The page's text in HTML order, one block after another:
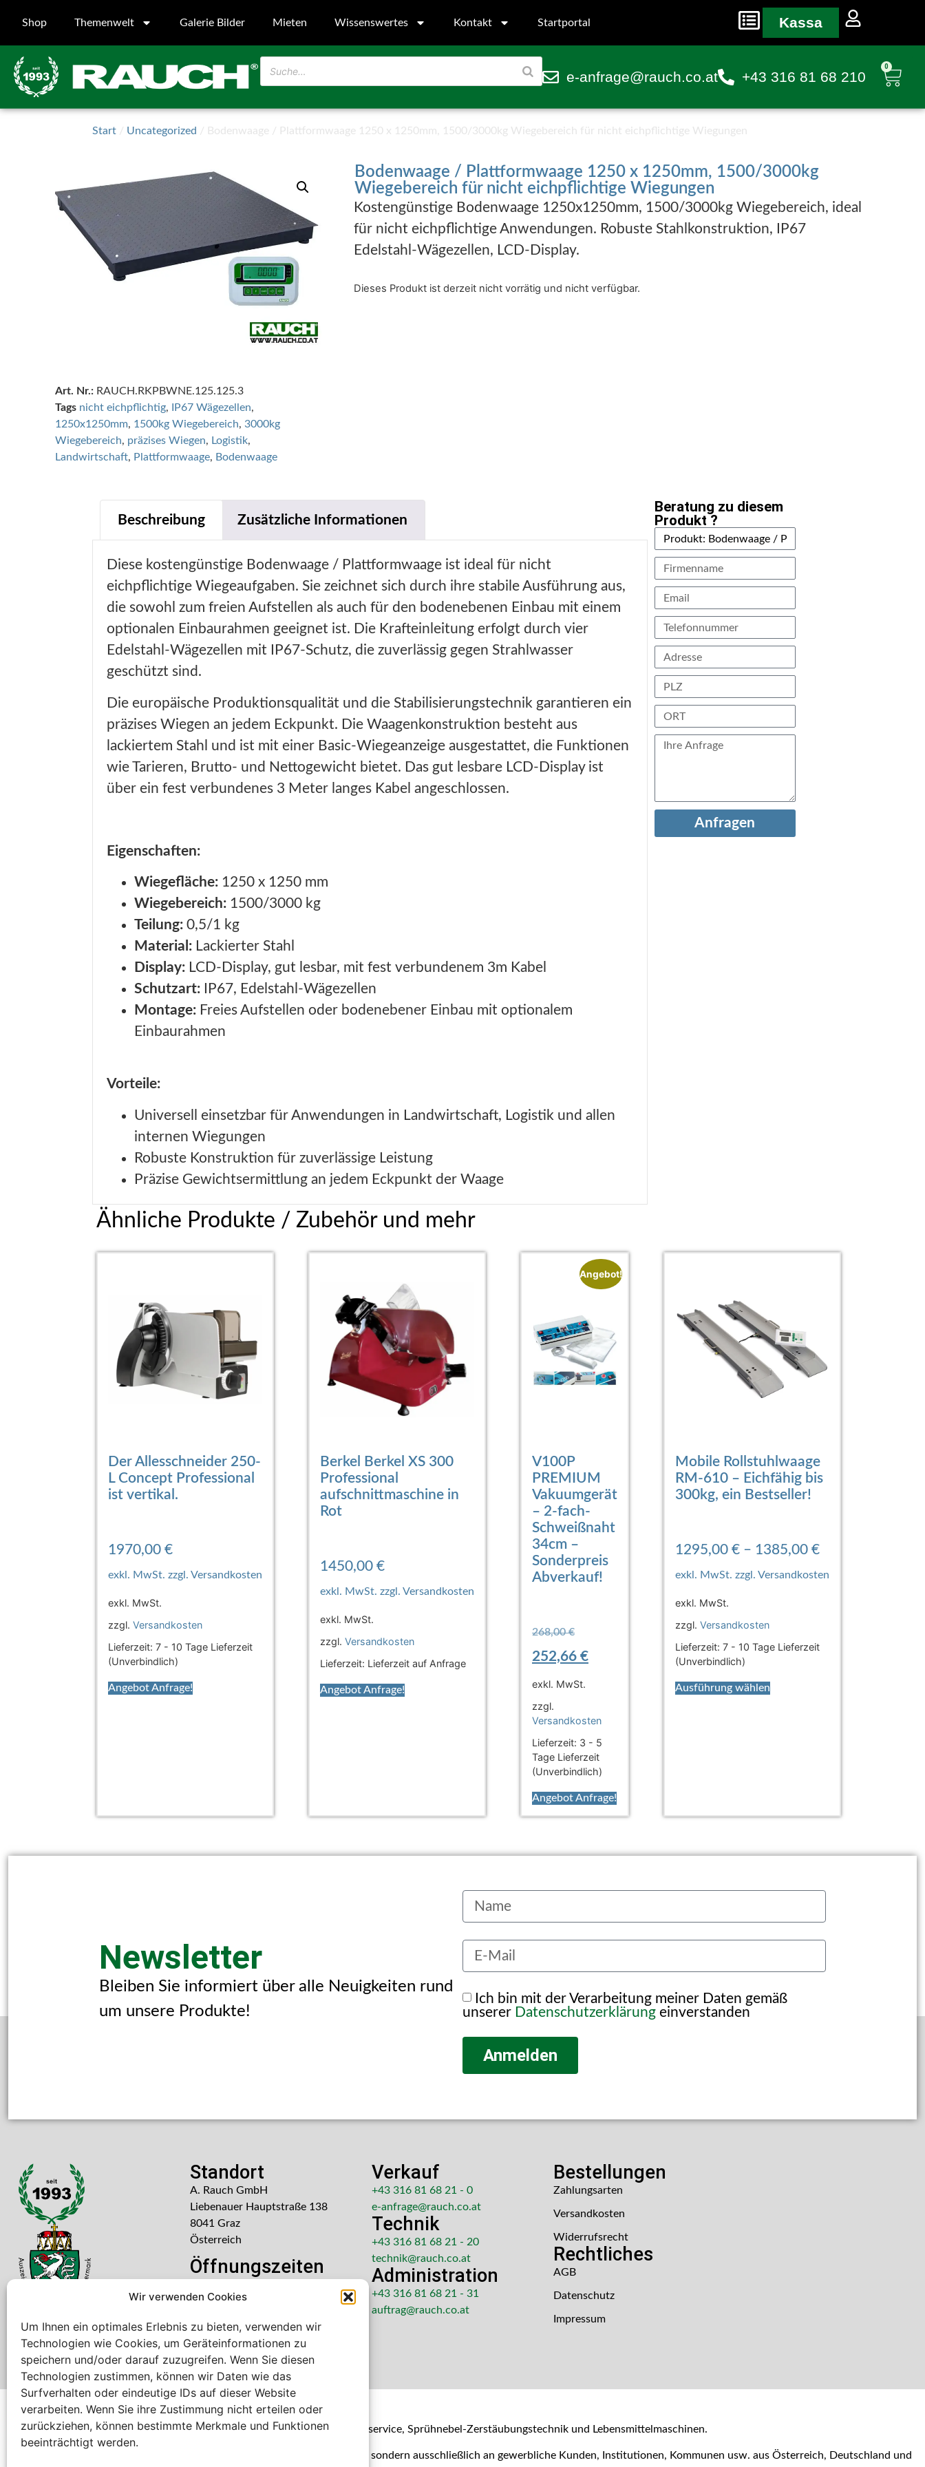
Wir verwenden Cookies
Um Ihnen ein optimales Erlebnis zu bieten, verwenden wir
Technologien wie Cookies, um Geräteinformationen zu
speichern und/oder darauf zuzugreifen. Wenn Sie diesen
Technologien zustimmen, können wir Daten wie das
Surfverhalten oder eindeutige IDs auf dieser Website
verarbeiten. Wenn Sie ihre Zustimmung nicht erteilen oder
zurückziehen, können bestimmte Merkmale und Funktionen
beeinträchtigt werden.
Shop Themenwelt Galerie Bilder Mieten Wissenswertes Kontakt Startportal Kassa
e-anfrage@rauch.co.at +43 316 81 68 210
0
Start / Uncategorized / Bodenwaage / Plattformwaage 1250 x 1250mm, 1500/3000kg Wiegebereich für nicht eichpflichtige Wiegungen
Art. Nr.: RAUCH.RKPBWNE.125.125.3
Tags nicht eichpflichtig, IP67 Wägezellen,
1250x1250mm, 1500kg Wiegebereich, 3000kg
Wiegebereich, präzises Wiegen, Logistik,
Landwirtschaft, Plattformwaage, Bodenwaage
Bodenwaage / Plattformwaage 1250 x 1250mm, 1500/3000kg
Wiegebereich für nicht eichpflichtige Wiegungen
Kostengünstige Bodenwaage 1250x1250mm, 1500/3000kg Wiegebereich, ideal
für nicht eichpflichtige Anwendungen. Robuste Stahlkonstruktion, IP67
Edelstahl-Wägezellen, LCD-Display.
Dieses Produkt ist derzeit nicht vorrätig und nicht verfügbar.
Beschreibung Zusätzliche Informationen
Diese kostengünstige Bodenwaage / Plattformwaage ist ideal für nicht
eichpflichtige Wiegeaufgaben. Sie zeichnet sich durch ihre stabile Ausführung aus,
die sowohl zum freien Aufstellen als auch für den bodenebenen Einbau mit einem
optionalen Einbaurahmen geeignet ist. Die Krafteinleitung erfolgt durch vier
Edelstahl-Wägezellen mit IP67-Schutz, die zuverlässig gegen Strahlwasser
geschützt sind.
Die europäische Produktionsqualität und die Stabilisierungstechnik garantieren ein
präzises Wiegen an jedem Eckpunkt. Die Waagenkonstruktion besteht aus
lackiertem Stahl und ist mit einer Basic-Wiegeanzeige ausgestattet, die Funktionen
wie Tarieren, Brutto- und Nettogewicht bietet. Das gut lesbare LCD-Display ist
über ein fest verbundenes 3 Meter langes Kabel angeschlossen.
Eigenschaften:
Wiegefläche: 1250 x 1250 mm
Wiegebereich: 1500/3000 kg
Teilung: 0,5/1 kg
Material: Lackierter Stahl
Display: LCD-Display, gut lesbar, mit fest verbundenem 3m Kabel
Schutzart: IP67, Edelstahl-Wägezellen
Montage: Freies Aufstellen oder bodenebener Einbau mit optionalem
Einbaurahmen
Vorteile:
Universell einsetzbar für Anwendungen in Landwirtschaft, Logistik und allen
internen Wiegungen
Robuste Konstruktion für zuverlässige Leistung
Präzise Gewichtsermittlung an jedem Eckpunkt der Waage
Beratung zu diesem
Produkt ?
Anfragen
Ähnliche Produkte / Zubehör und mehr
Der Allesschneider 250-
L Concept Professional
ist vertikal.
1970,00 €
exkl. MwSt.
zzgl. Versandkosten
Lieferzeit: 7 - 10 Tage Lieferzeit
(Unverbindlich)
Angebot Anfrage!
Berkel Berkel XS 300
Professional
aufschnittmaschine in
Rot
1450,00 €
exkl. MwSt.
zzgl. Versandkosten
Lieferzeit: Lieferzeit auf Anfrage
Angebot Anfrage!
Angebot!
V100P
PREMIUM
Vakuumgerät
– 2-fach-
Schweißnaht
34cm –
Sonderpreis
Abverkauf!
268,00€
252,66 €
exkl. MwSt.
zzgl.
Versandkosten
Lieferzeit: 3 - 5
Tage Lieferzeit
(Unverbindlich)
Angebot Anfrage!
Mobile Rollstuhlwaage
RM-610 – Eichfähig bis
300kg, ein Bestseller!
1295,00 € – 1385,00 €
exkl. MwSt.
zzgl. Versandkosten
Lieferzeit: 7 - 10 Tage Lieferzeit
(Unverbindlich)
Ausführung wählen
Newsletter
Bleiben Sie informiert über alle Neuigkeiten rund
um unsere Produkte!
Ich bin mit der Verarbeitung meiner Daten gemäß
unserer Datenschutzerklärung einverstanden
Anmelden
Standort
A. Rauch GmbH
Liebenauer Hauptstraße 138
8041 Graz
Österreich
Öffnungszeiten
Freitag: 08:00 – 14:30 Uhr
Verkauf
+43 316 81 68 21 - 0
e-anfrage@rauch.co.at
Technik
+43 316 81 68 21 - 20
technik@rauch.co.at
Administration
+43 316 81 68 21 - 31
auftrag@rauch.co.at
Bestellungen
Zahlungsarten
Versandkosten
Widerrufsrecht
Rechtliches
AGB
Datenschutz
Impressum
Bei diesem Webshop handelt es sich um einen B2B-Webshop
A. Rauch GmbH – Ihr Experte aus Österreich für Waagen, Eich- & Kalibrierservice, Sprühnebel-Zerstäubungstechnik und Lebensmittelmaschinen.
Sämtliche Angebote der A. Rauch GmbH richten sich nicht an Verbraucher, sondern ausschließlich an gewerbliche Kunden, Institutionen, Kommunen usw. aus Österreich, Deutschland und